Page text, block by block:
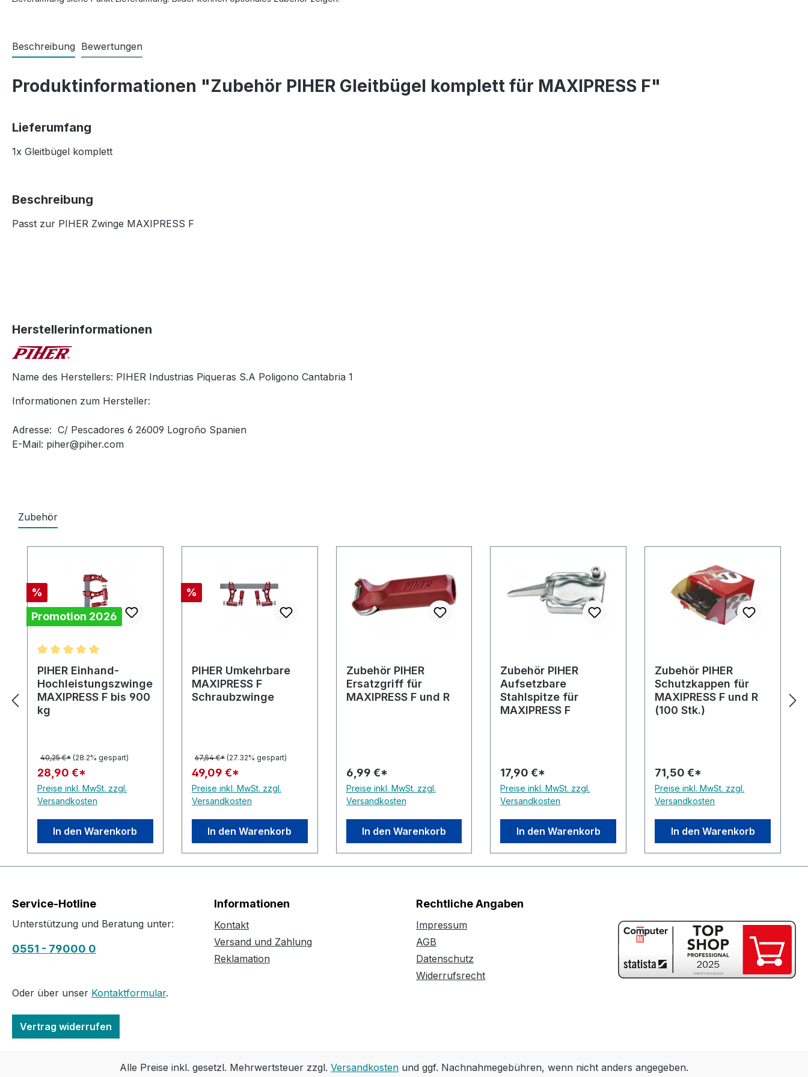
Beschreibung Bewertungen
Produktinformationen "Zubehör PIHER Gleitbügel komplett für MAXIPRESS F"
Lieferumfang
1x Gleitbügel komplett
Beschreibung
Passt zur PIHER Zwinge MAXIPRESS F
Herstellerinformationen
Name des Herstellers: PIHER Industrias Piqueras S.A Poligono Cantabria 1
Informationen zum Hersteller:
Adresse: C/ Pescadores 6 26009 Logroño Spanien
E-Mail: piher@piher.com
Zubehör
Rabatt
%
Promotion 2026
Durchschnittliche Bewertung von 5 von 5 Sternen
PIHER Einhand-
Hochleistungszwinge
MAXIPRESS F bis 900
kg
40,25 €* (28.2% gespart)
28,90 €*
Preise inkl. MwSt. zzgl.
Versandkosten
In den Warenkorb
Rabatt
%
PIHER Umkehrbare
MAXIPRESS F
Schraubzwinge
67,54 €* (27.32% gespart)
49,09 €*
Preise inkl. MwSt. zzgl.
Versandkosten
In den Warenkorb
Zubehör PIHER
Ersatzgriff für
MAXIPRESS F und R
6,99 €*
Preise inkl. MwSt. zzgl.
Versandkosten
In den Warenkorb
Zubehör PIHER
Aufsetzbare
Stahlspitze für
MAXIPRESS F
17,90 €*
Preise inkl. MwSt. zzgl.
Versandkosten
In den Warenkorb
Zubehör PIHER
Schutzkappen für
MAXIPRESS F und R
(100 Stk.)
71,50 €*
Preise inkl. MwSt. zzgl.
Versandkosten
In den Warenkorb
Service-Hotline
Unterstützung und Beratung unter:
0551 - 79000 0
Oder über unser Kontaktformular.
Vertrag widerrufen
Informationen
Kontakt
Versand und Zahlung
Reklamation
Rechtliche Angaben
Impressum
AGB
Datenschutz
Widerrufsrecht
Alle Preise inkl. gesetzl. Mehrwertsteuer zzgl. Versandkosten und ggf. Nachnahmegebühren, wenn nicht anders angegeben.